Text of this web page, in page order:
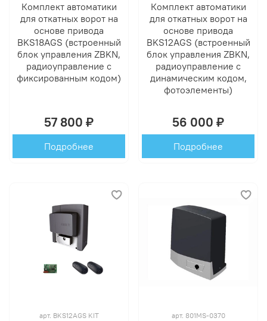
Комплект автоматики
для откатных ворот на
основе привода
BKS18AGS (встроенный
блок управления ZBKN,
радиоуправление с
фиксированным кодом)
57 800 ₽
Подробнее
Комплект автоматики
для откатных ворот на
основе привода
BKS12AGS (встроенный
блок управления ZBKN,
радиоуправление с
динамическим кодом,
фотоэлементы)
56 000 ₽
Подробнее
арт. BKS12AGS KIT арт. 801MS-0370